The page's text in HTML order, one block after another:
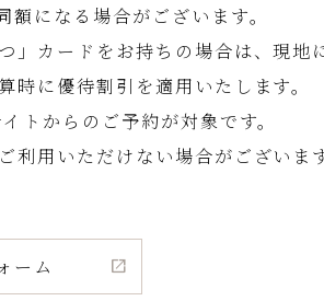
になる場合がございます。
」カードをお持ちの場合は、現地
に優待割引を適用いたします。
トからのご予約が対象です。
用いただけない場合がございます
ーム